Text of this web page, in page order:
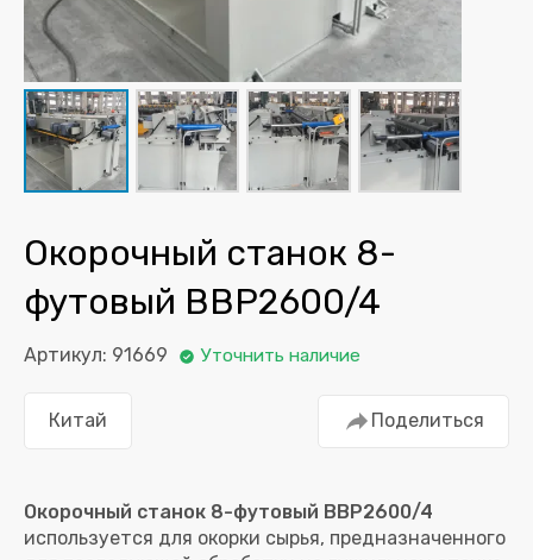
Окорочный станок 8-
футовый BBP2600/4
Артикул: 91669 Уточнить наличие
Китай Поделиться
Окорочный станок 8-футовый BBP2600/4
используется для окорки сырья, предназначенного